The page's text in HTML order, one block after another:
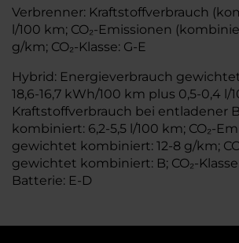
Verbrenner: Kraftstoffverbrauch
l/100 km; CO₂-Emissionen
g/km; CO₂-Klasse: G-E
Hybrid: Energieverbrauch
18,6-16,7 kWh/100 km plus 0,5-0,4 l/
Kraftstoffverbrauch bei entladener
kombiniert: 6,2-5,5 l/100 km; CO₂-
gewichtet kombiniert: 12-8 g/km;
gewichtet kombiniert: B; CO₂-
Batterie: E-D